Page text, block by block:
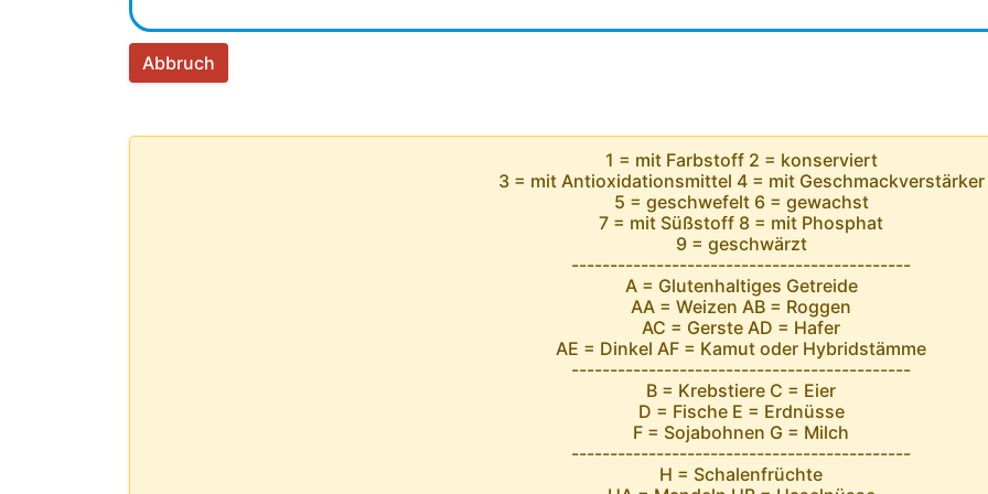
Abbruch
1 = mit Farbstoff 2 = konserviert
3 = mit Antioxidationsmittel 4 = mit Geschmackverstärker
5 = geschwefelt 6 = gewachst
7 = mit Süßstoff 8 = mit Phosphat
9 = geschwärzt
--------------------------------------------
A = Glutenhaltiges Getreide
AA = Weizen AB = Roggen
AC = Gerste AD = Hafer
AE = Dinkel AF = Kamut oder Hybridstämme
--------------------------------------------
B = Krebstiere C = Eier
D = Fische E = Erdnüsse
F = Sojabohnen G = Milch
--------------------------------------------
H = Schalenfrüchte